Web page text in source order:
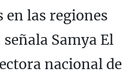
en las regiones
Samya El
nacional de